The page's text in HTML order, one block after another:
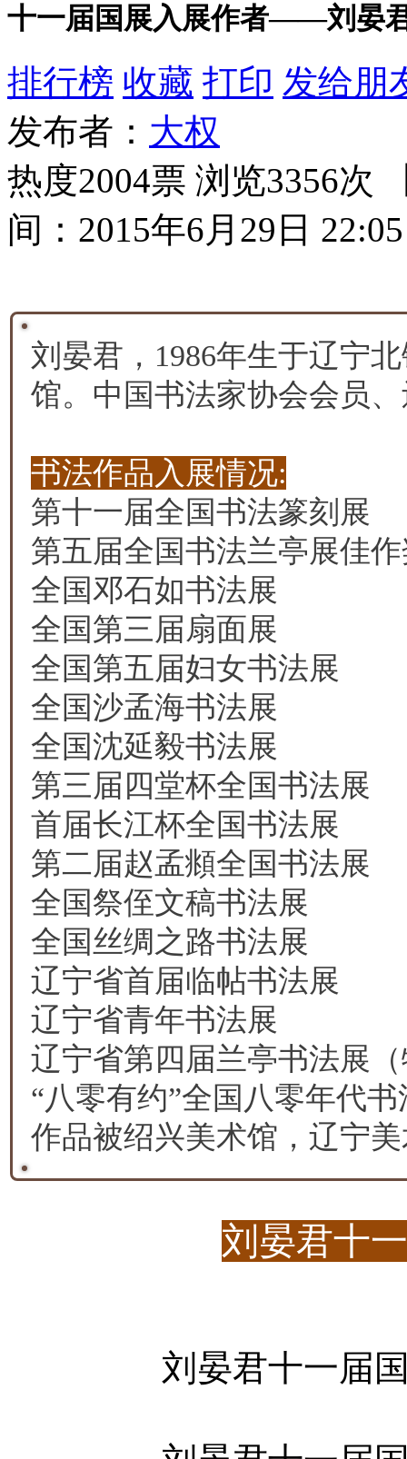
十一届国展入展作者——刘晏
排行榜 收藏 打印 发给朋
发布者： 大权
热度2004票 浏览3356次
间：2015年6月29日 22:05
刘晏君，1986年生于辽宁
馆。中国书法家协会会员
书法作品入展情况:
第十一届全国书法篆刻展
第五届全国书法兰亭展佳
全国邓石如书法展
全国第三届扇面展
全国第五届妇女书法展
全国沙孟海书法展
全国沈延毅书法展
第三届四堂杯全国书法展
首届长江杯全国书法展
第二届赵孟頫全国书法展
全国祭侄文稿书法展
全国丝绸之路书法展
辽宁省首届临帖书法展
辽宁省青年书法展
辽宁省第四届兰亭书法展
“八零有约”全国八零年代
作品被绍兴美术馆，辽宁
刘晏君十
刘晏君十一届